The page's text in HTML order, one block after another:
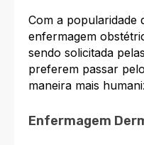
Com a popularidade
enfermagem
sendo solicitada
preferem passar
maneira mais
Enfermagem